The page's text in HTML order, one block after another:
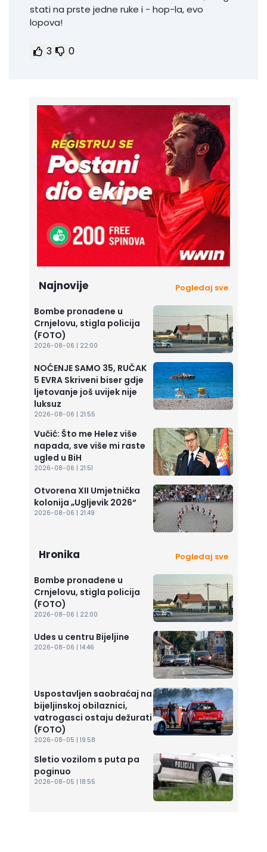
stati na prste jedne ruke i - hop-la, evo
lopova!
3 0
Najnovije Pogledaj sve
Bombe pronađene u
Crnjelovu, stigla policija
(FOTO)
2026-08-06 | 22:00
NOĆENJE SAMO 35, RUČAK
5 EVRA Skriveni biser gdje
ljetovanje još uvijek nije
luksuz
2026-08-06 | 21:55
Vučić: Što me Helez više
napada, sve više mi raste
ugled u BiH
2026-08-06 | 21:51
Otvorena XII Umjetnička
kolonija „Ugljevik 2026“
2026-08-06 | 21:49
Hronika Pogledaj sve
Bombe pronađene u
Crnjelovu, stigla policija
(FOTO)
2026-08-06 | 22:00
Udes u centru Bijeljine
2026-08-06 | 14:46
Uspostavljen saobraćaj na
bijeljinskoj obilaznici,
vatrogasci ostaju dežurati
(FOTO)
2026-08-05 | 19:58
Sletio vozilom s puta pa
poginuo
2026-08-05 | 18:55